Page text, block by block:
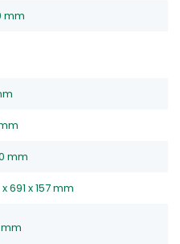
mm
mm
691 x 157 mm
mm